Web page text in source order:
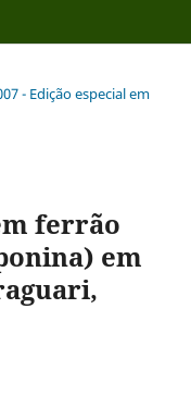
- Edição especial em
ferrão
em